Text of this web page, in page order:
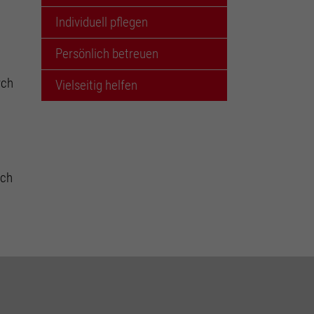
Individuell pflegen
Persönlich betreuen
Vielseitig helfen